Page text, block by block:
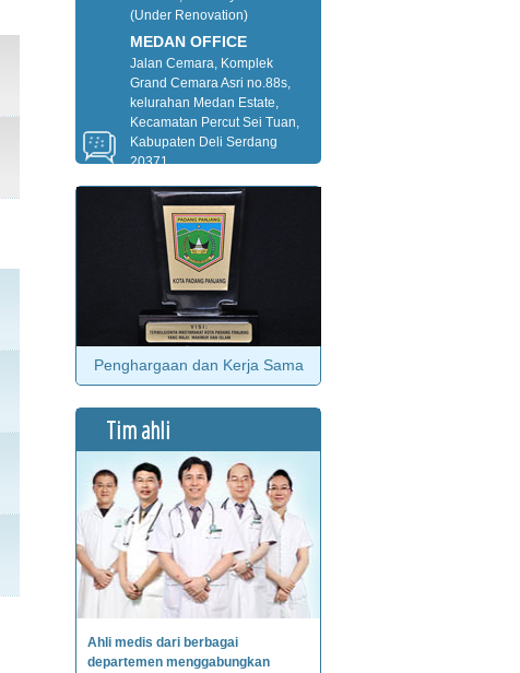
(Under Renovation)
MEDAN OFFICE
Jalan Cemara, Komplek
Grand Cemara Asri no.88s,
kelurahan Medan Estate,
Kecamatan Percut Sei Tuan,
Kabupaten Deli Serdang
20371
Penghargaan dan Kerja Sama
Tim ahli
Ahli medis dari berbagai
departemen menggabungkan